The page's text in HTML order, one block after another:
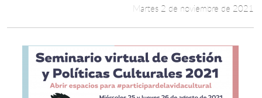
Martes 2 de noviembre de 2021